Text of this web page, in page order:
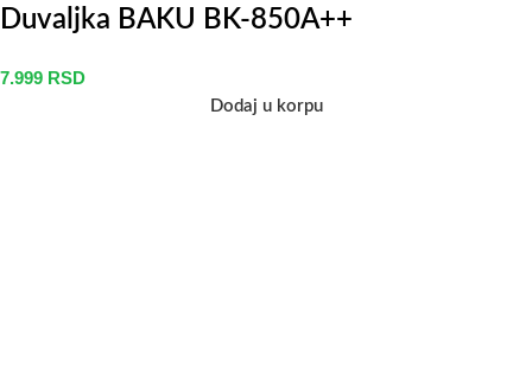
Duvaljka BAKU BK-850A++
7.999 RSD
Dodaj u korpu